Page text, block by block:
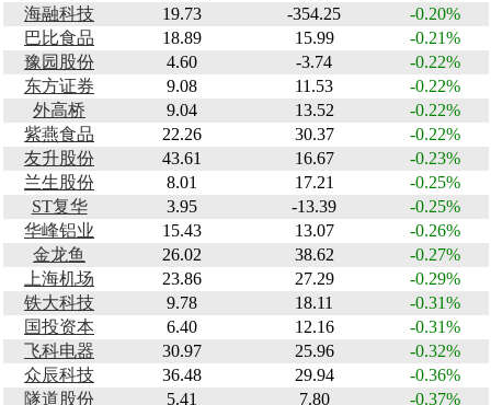
海融科技
19.73 -354.25
-0.20%
巴比食品
18.89 15.99
-0.21%
豫园股份
4.60 -3.74
-0.22%
东方证券
9.08 11.53
-0.22%
外高桥
9.04 13.52
-0.22%
紫燕食品
22.26 30.37
-0.22%
友升股份
43.61 16.67
-0.23%
兰生股份
8.01 17.21
-0.25%
ST复华
3.95 -13.39
-0.25%
华峰铝业
15.43 13.07
-0.26%
金龙鱼
26.02 38.62
-0.27%
上海机场
23.86 27.29
-0.29%
铁大科技
9.78 18.11
-0.31%
国投资本
6.40 12.16
-0.31%
飞科电器
30.97 25.96
-0.32%
众辰科技
36.48 29.94
-0.36%
隧道股份
5.41 7.80 -0.37%